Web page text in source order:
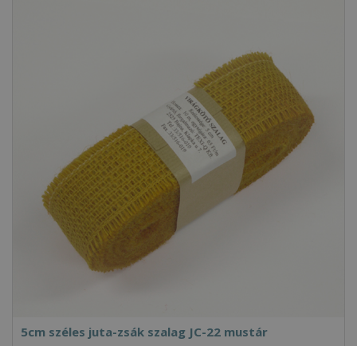
5cm széles juta-zsák szalag JC-22 mustár